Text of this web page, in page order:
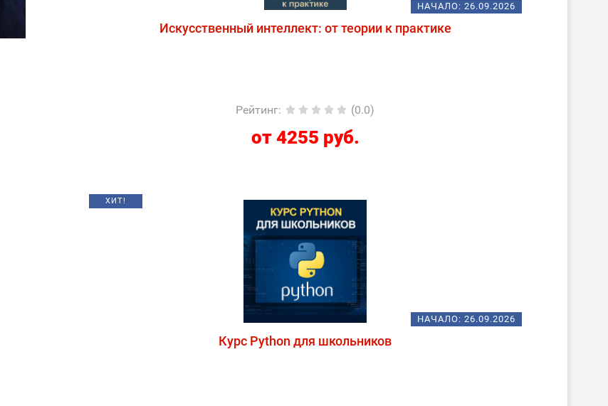
НАЧАЛО: 26.09.2026
Искусственный интеллект: от теории к практике
Рейтинг: (0.0)
от 4255 руб.
ХИТ!
НАЧАЛО: 26.09.2026
Курс Python для школьников